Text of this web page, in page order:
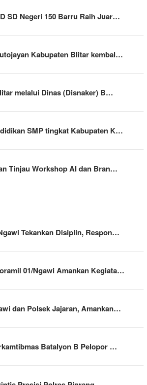
SD Negeri 150 Barru Raih Juar…
Kabupaten Blitar kembal…
melalui Dinas (Disnaker) B…
SMP tingkat Kabupaten K…
Tinjau Workshop AI dan Bran…
Tekankan Disiplin, Respon…
01/Ngawi Amankan Kegiata…
dan Polsek Jajaran, Amankan…
Batalyon B Pelopor …